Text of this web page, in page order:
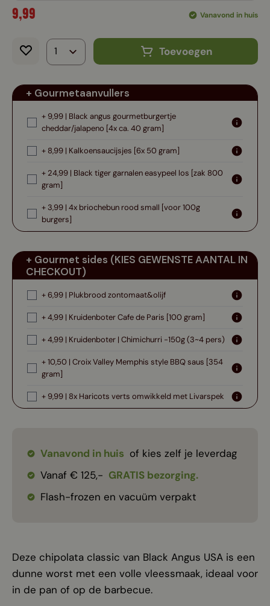
9,99 Vanavond in huis
Toevoegen
+ Gourmetaanvullers
+ 9,99 | Black angus gourmetburgertje
cheddar/jalapeno [4x ca. 40 gram]
+ 8,99 | Kalkoensaucijsjes [6x 50 gram]
+ 24,99 | Black tiger garnalen easypeel los [zak 800
gram]
+ 3,99 | 4x briochebun rood small [voor 100g
burgers]
+ Gourmet sides (KIES GEWENSTE AANTAL IN
CHECKOUT)
+ 6,99 | Plukbrood zontomaat&olijf
+ 4,99 | Kruidenboter Cafe de Paris [100 gram]
+ 4,99 | Kruidenboter | Chimichurri -150g (3~4 pers)
+ 10,50 | Croix Valley Memphis style BBQ saus [354
gram]
+ 9,99 | 8x Haricots verts omwikkeld met Livarspek
Vanavond in huis of kies zelf je leverdag
Vanaf € 125,- GRATIS bezorging.
Flash-frozen en vacuüm verpakt
Deze chipolata classic van Black Angus USA is een
dunne worst met een volle vleessmaak, ideaal voor
in de pan of op de barbecue.